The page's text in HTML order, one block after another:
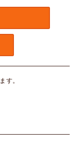
す。